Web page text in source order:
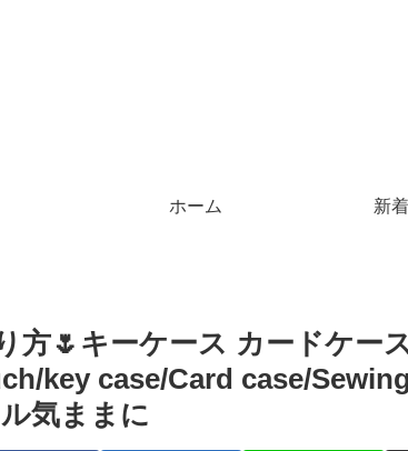
ホーム 新着
方🌷キーケース カードケー
key case/Card case/
気ままに